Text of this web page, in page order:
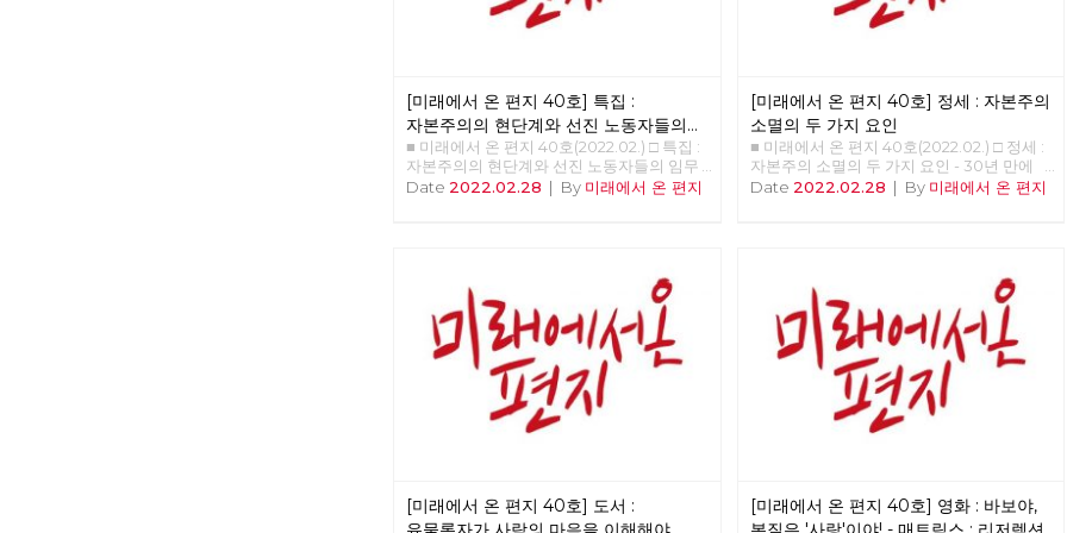
[미래에서 온 편지 40호] 특집 :
자본주의의 현단계와 선진 노동자들의
임무
■ 미래에서 온 편지 40호(2022.02.) □ 특집 :
자본주의의 현단계와 선진 노동자들의 임무
>>>>>> 업로드 준비중 <<<<<<
Date 2022.02.28 | By 미래에서 온 편지
[미래에서 온 편지 40호] 정세 : 자본주의
소멸의 두 가지 요인
■ 미래에서 온 편지 40호(2022.02.) □ 정세 :
자본주의 소멸의 두 가지 요인 - 30년 만에
다시 읽는 미래에서 온 편지 >>>>>> 업로드
Date 2022.02.28 | By 미래에서 온 편지
[미래에서 온 편지 40호] 도서 :
[미래에서 온 편지 40호] 영화 : 바보야,